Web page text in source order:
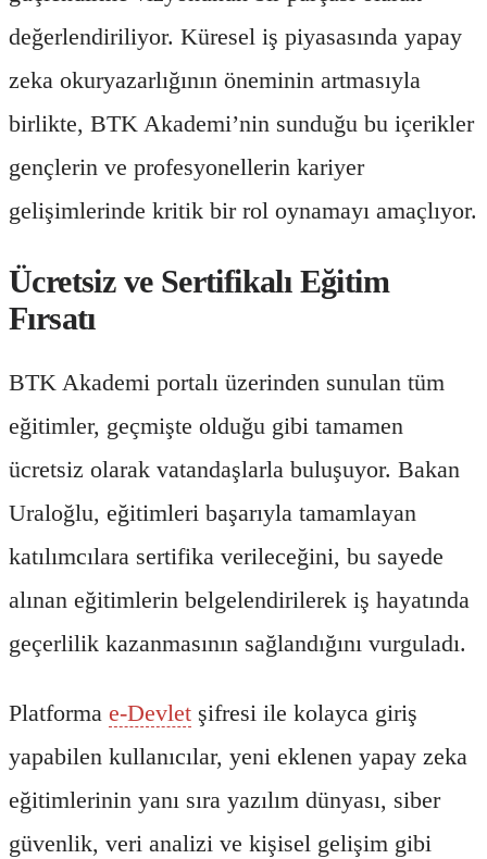
değerlendiriliyor. Küresel iş piyasasında yapay
zeka okuryazarlığının öneminin artmasıyla
birlikte, BTK Akademi’nin sunduğu bu içerikler
gençlerin ve profesyonellerin kariyer
gelişimlerinde kritik bir rol oynamayı amaçlıyor.
Ücretsiz ve Sertifikalı Eğitim
Fırsatı
BTK Akademi portalı üzerinden sunulan tüm
eğitimler, geçmişte olduğu gibi tamamen
ücretsiz olarak vatandaşlarla buluşuyor. Bakan
Uraloğlu, eğitimleri başarıyla tamamlayan
katılımcılara sertifika verileceğini, bu sayede
alınan eğitimlerin belgelendirilerek iş hayatında
geçerlilik kazanmasının sağlandığını vurguladı.
Platforma e-Devlet şifresi ile kolayca giriş
yapabilen kullanıcılar, yeni eklenen yapay zeka
eğitimlerinin yanı sıra yazılım dünyası, siber
güvenlik, veri analizi ve kişisel gelişim gibi